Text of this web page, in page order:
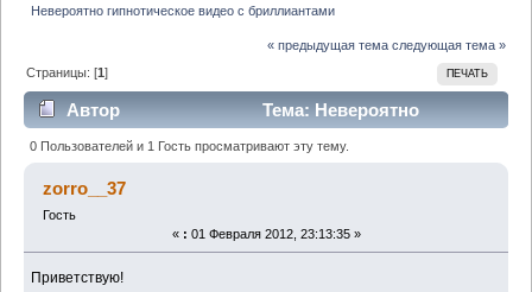
Невероятно гипнотическое видео с бриллиантами
« предыдущая тема следующая тема »
ПЕЧАТЬ
Страницы: [1]
Автор
Тема: Невероятно
гипнотическое видео с бриллиантами (Прочитано
1837 раз)
0 Пользователей и 1 Гость просматривают эту тему.
zorro__37
Гость
« : 01 Февраля 2012, 23:13:35 »
Приветствую!